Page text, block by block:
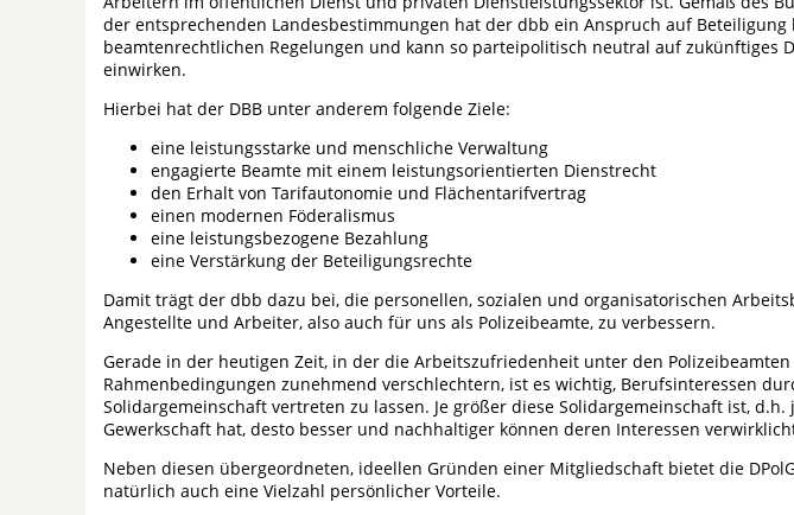
der entsprechenden Landesbestimmungen hat der dbb ein Anspruch auf Beteiligung
beamtenrechtlichen Regelungen und kann so parteipolitisch neutral auf zukünftiges
einwirken.
Hierbei hat der DBB unter anderem folgende Ziele:
eine leistungsstarke und menschliche Verwaltung
engagierte Beamte mit einem leistungsorientierten Dienstrecht
den Erhalt von Tarifautonomie und Flächentarifvertrag
einen modernen Föderalismus
eine leistungsbezogene Bezahlung
eine Verstärkung der Beteiligungsrechte
Damit trägt der dbb dazu bei, die personellen, sozialen und organisatorischen
Angestellte und Arbeiter, also auch für uns als Polizeibeamte, zu verbessern.
Gerade in der heutigen Zeit, in der die Arbeitszufriedenheit unter den
Rahmenbedingungen zunehmend verschlechtern, ist es wichtig, Berufsinteressen
Solidargemeinschaft vertreten zu lassen. Je größer diese Solidargemeinschaft ist,
Gewerkschaft hat, desto besser und nachhaltiger können deren Interessen
Neben diesen übergeordneten, ideellen Gründen einer Mitgliedschaft bietet die
natürlich auch eine Vielzahl persönlicher Vorteile.